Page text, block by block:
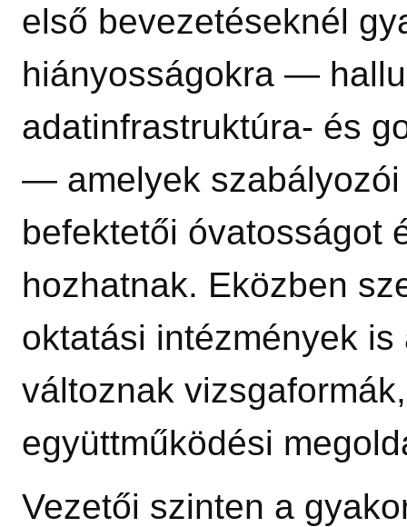
első bevezetéseknél
hiányosságokra —
adatinfrastruktúra‑ és
— amelyek szabályozói
befektetői óvatosságot
hozhatnak. Eközben
oktatási intézmények
változnak
együttműködési
Vezetői szinten a